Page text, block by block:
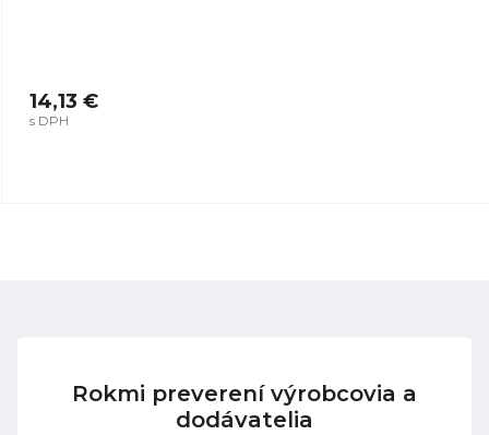
14,13 €
s DPH
Rokmi preverení výrobcovia a
dodávatelia